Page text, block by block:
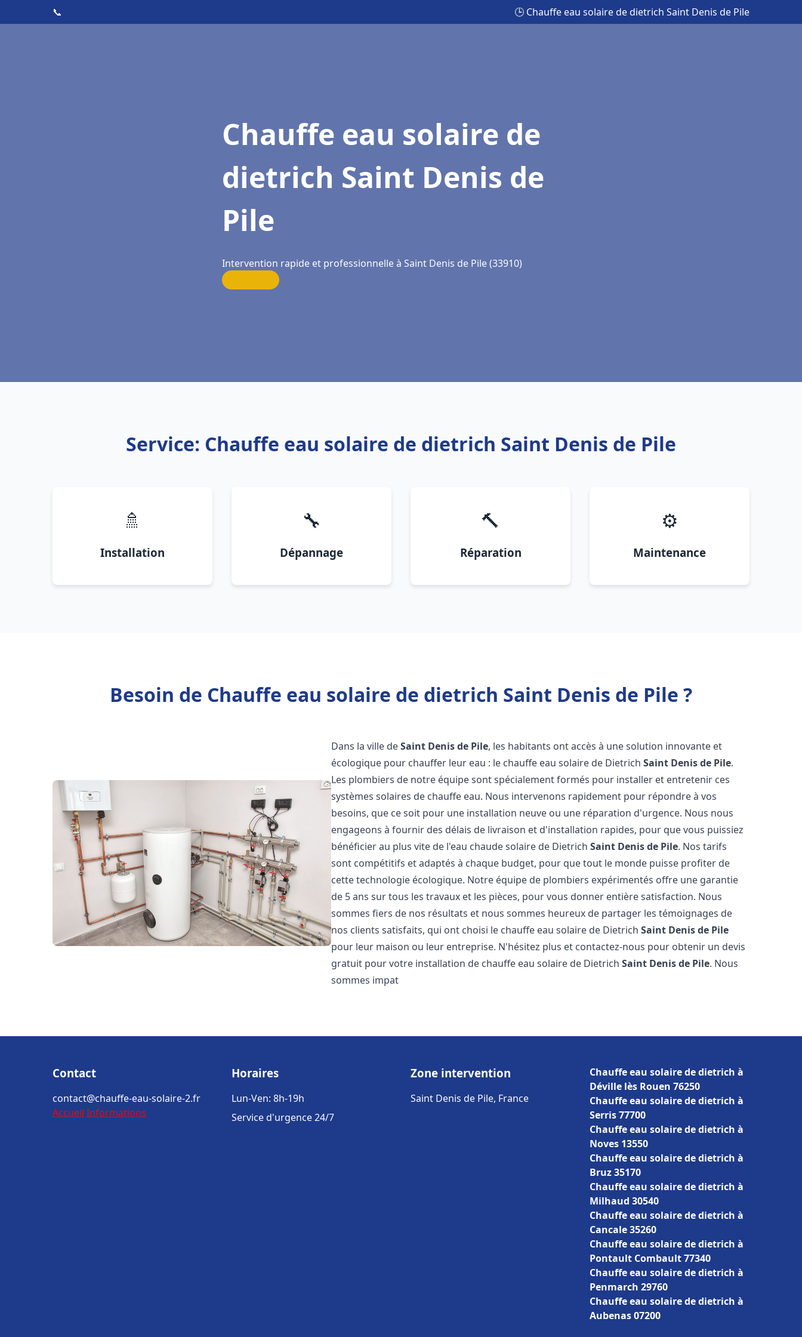
📞 🕒 Chauffe eau solaire de dietrich Saint Denis de Pile
Chauffe eau solaire de
dietrich Saint Denis de
Pile
Intervention rapide et professionnelle à Saint Denis de Pile (33910)
Service: Chauffe eau solaire de dietrich Saint Denis de Pile
🚿
Installation
🔧
Dépannage
🔨
Réparation
⚙️
Maintenance
Besoin de Chauffe eau solaire de dietrich Saint Denis de Pile ?
Dans la ville deSaint Denis de Pile, les habitants ont accès à une solution innovante et
écologique pour chauffer leur eau : le chauffe eau solaire de DietrichSaint Denis de Pile.
Les plombiers de notre équipe sont spécialement formés pour installer et entretenir ces
systèmes solaires de chauffe eau. Nous intervenons rapidement pour répondre à vos
besoins, que ce soit pour une installation neuve ou une réparation d'urgence. Nous nous
engageons à fournir des délais de livraison et d'installation rapides, pour que vous puissiez
bénéficier au plus vite de l'eau chaude solaire de DietrichSaint Denis de Pile. Nos tarifs
sont compétitifs et adaptés à chaque budget, pour que tout le monde puisse profiter de
cette technologie écologique. Notre équipe de plombiers expérimentés offre une garantie
de 5 ans sur tous les travaux et les pièces, pour vous donner entière satisfaction. Nous
sommes fiers de nos résultats et nous sommes heureux de partager les témoignages de
nos clients satisfaits, qui ont choisi le chauffe eau solaire de DietrichSaint Denis de Pile
pour leur maison ou leur entreprise. N'hésitez plus et contactez-nous pour obtenir un devis
gratuit pour votre installation de chauffe eau solaire de DietrichSaint Denis de Pile. Nous
sommes impat
Contact
contact@chauffe-eau-solaire-2.fr
Accueil Informations
Horaires
Lun-Ven: 8h-19h
Service d'urgence 24/7
Zone intervention
Saint Denis de Pile, France
Chauffe eau solaire de dietrich à
Déville lès Rouen 76250
Chauffe eau solaire de dietrich à
Serris 77700
Chauffe eau solaire de dietrich à
Noves 13550
Chauffe eau solaire de dietrich à
Bruz 35170
Chauffe eau solaire de dietrich à
Milhaud 30540
Chauffe eau solaire de dietrich à
Cancale 35260
Chauffe eau solaire de dietrich à
Pontault Combault 77340
Chauffe eau solaire de dietrich à
Penmarch 29760
Chauffe eau solaire de dietrich à
Aubenas 07200